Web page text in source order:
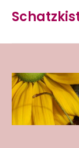
content